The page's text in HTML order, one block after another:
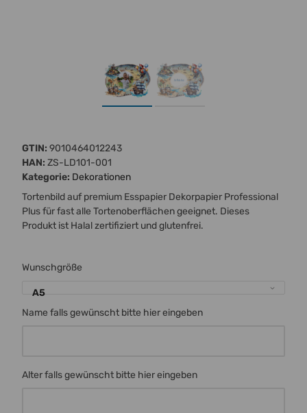
GTIN: 9010464012243
HAN: ZS-LD101-001
Kategorie: Dekorationen
Tortenbild auf premium Esspapier Dekorpapier Professional
Plus für fast alle Tortenoberflächen geeignet. Dieses
Produkt ist Halal zertifiziert und glutenfrei.
Wunschgröße
A5
Name falls gewünscht bitte hier eingeben
Alter falls gewünscht bitte hier eingeben